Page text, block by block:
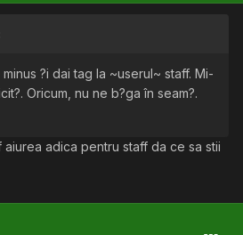
?i dai tag la ~userul~ staff. Mi-
Oricum, nu ne b?ga în seam?.
aiurea adica pentru staff da ce sa stii